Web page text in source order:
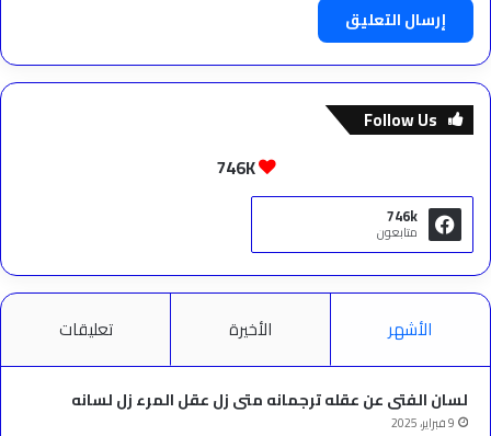
Follow Us
746K
746k
متابعون
الأشهر الأخيرة تعليقات
لسان الفتى عن عقله ترجمانه متى زل عقل المرء زل لسانه
9 فبراير، 2025